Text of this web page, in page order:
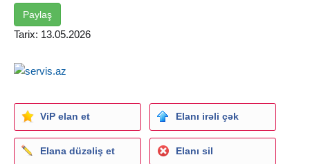
Paylaş
Tarix: 13.05.2026
ViP elan et Elanı irəli çək
Elana düzəliş et Elanı sil